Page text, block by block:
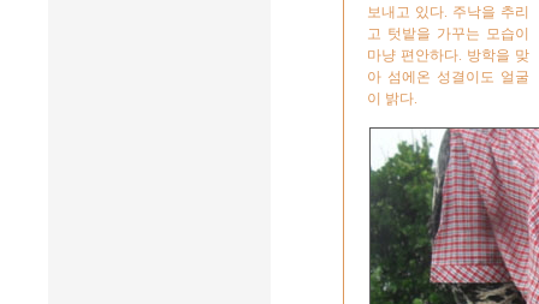
보내고 있다. 주낙을 추리
고 텃밭을 가꾸는 모습이
마냥 편안하다. 방학을 맞
아 섬에온 성결이도 얼굴
이 밝다.